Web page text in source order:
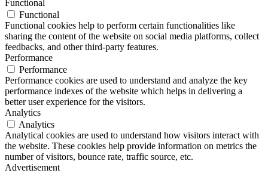
Functional
Functional
Functional cookies help to perform certain functionalities like
sharing the content of the website on social media platforms, collect
feedbacks, and other third-party features.
Performance
Performance
Performance cookies are used to understand and analyze the key
performance indexes of the website which helps in delivering a
better user experience for the visitors.
Analytics
Analytics
Analytical cookies are used to understand how visitors interact with
the website. These cookies help provide information on metrics the
number of visitors, bounce rate, traffic source, etc.
Advertisement